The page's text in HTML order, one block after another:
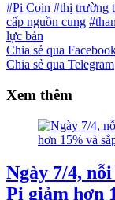
#Pi Coin #thị trường
cấp nguồn cung
lực bán
Chia sẻ qua
Chia sẻ qua Telegram
Xem thêm
Ngày 7/4,
Pi giảm hơn